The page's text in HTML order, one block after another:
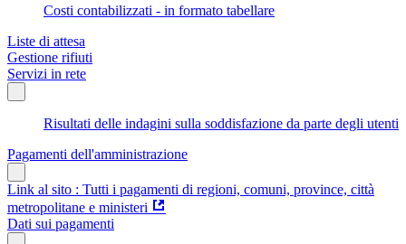
Costi contabilizzati - in formato tabellare
Liste di attesa
Gestione rifiuti
Servizi in rete
Risultati delle indagini sulla soddisfazione da parte degli utenti
Pagamenti dell'amministrazione
Link al sito : Tutti i pagamenti di regioni, comuni, province, città
metropolitane e ministeri
Dati sui pagamenti